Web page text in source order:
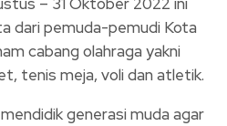
dari pemuda-pemudi Kota
cabang olahraga yakni
tenis meja, voli dan atletik.
generasi muda agar